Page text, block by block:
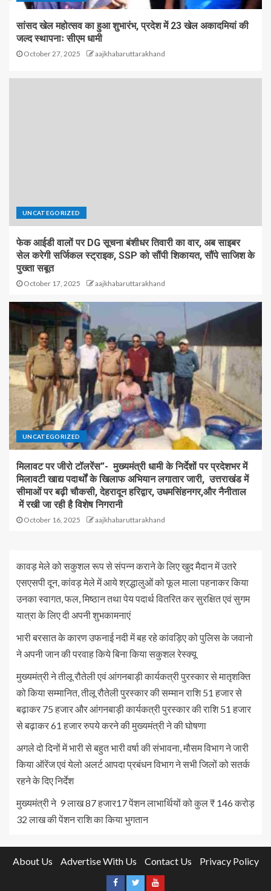
सांसद खेल महोत्सव का हुआ शुभारंभ, प्रदेश में 23 खेल अकादमियां की
जल्द स्थापनाः सीएम धामी
October 27, 2025 aajkhabaruttarakhand
UNCATEGORIZED
फेक आईडी वालों पर DG सूचना बंशीधर तिवारी का वार, अब साइबर
सेल करेगी सर्जिकल स्ट्राइक, SSP को सौंपी शिकायत, सौंपे साजिश के
पुख्ता सबूत
October 17, 2025 aajkhabaruttarakhand
UNCATEGORIZED
मिलावट पर जीरो टॉलरेंस”- मुख्यमंत्री धामी के निर्देशों पर प्रदेशभर में
मिलावटी खाद्य पदार्थों के खिलाफ अभियान लगातार जारी, उत्तराखंड में
सीमाओं पर बढ़ी चौकसी, देहरादून हरिद्वार, उधमसिंहनगर,और नैनीताल
में रखी जा रही है विशेष निगरानी
October 16, 2025 aajkhabaruttarakhand
कावड़ मेले को सकुशल रूप से संपन्न कराने के लिए खुद मैदान में उतरे
एसएसपी दून, कांवड़ मेले में आये श्रद्धालुओं को फूल माला पहनाकर किया
उनका स्वागत, फल, मिष्ठान तथा पेय पदार्थ वितरित कर सुरक्षित एवं सुगम
यात्रा के लिए दी अपनी शुभकामनाएं
भारी बरसात के कारण उफनाई नदी में बह रहे कांवड़िए को पुलिस के जवानो
ने अपनी जान की परवाह किये बिना किया सकुशल रेस्क्यू
मुख्यमंत्री ने तीलू रौतेली एवं आंगनबाड़ी कार्यकत्री पुरस्कार से मातृशक्ति
को किया सम्मानित, तीलू रौतेली पुरस्कार की सम्मान राशि 51 हजार से
बढ़ाकर 75 हजार और आंगनबाड़ी कार्यकत्री पुरस्कार की राशि 51 हजार
से बढ़ाकर 61 हजार रुपये करने की मुख्यमंत्री ने की घोषणा
अगले दो दिनों में भारी से बहुत भारी वर्षा की संभावना, मौसम विभाग ने जारी
किया ऑरेंज एवं येलो अलर्ट आपदा प्रबंधन विभाग ने सभी जिलों को सतर्क
रहने के दिए निर्देश
मुख्यमंत्री ने 9 लाख 87 हजार17 पेंशन लाभार्थियों को कुल ₹ 146 करोड़
32 लाख की पेंशन राशि का किया भुगतान
About Us Advertise With Us Contact Us Privacy Policy